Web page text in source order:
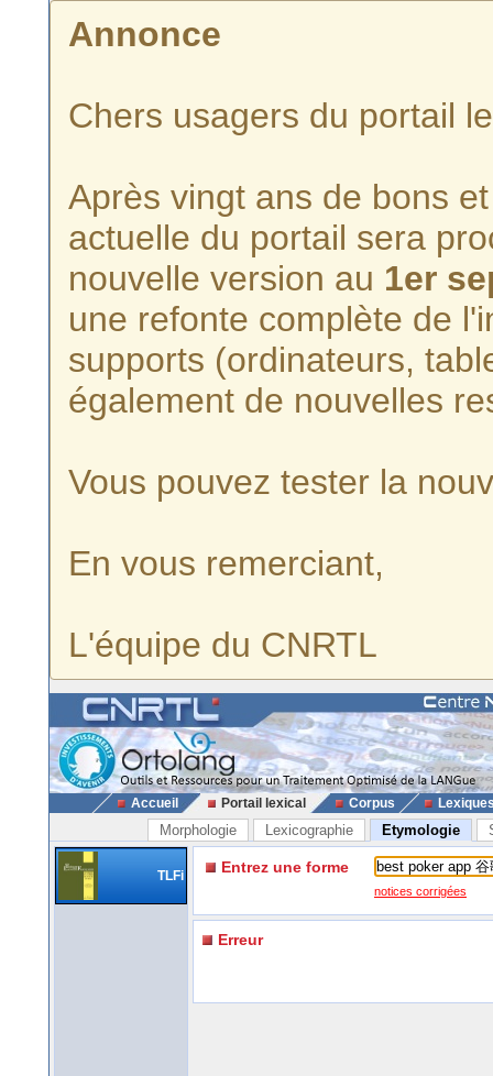
Annonce
Chers usagers du portail
Après vingt ans de bons
actuelle du portail sera
nouvelle version au 1er
une refonte complète de
supports (ordinateurs,
également de nouvelles
Vous pouvez tester la
En vous remerciant,
L'équipe du CNRTL
Accueil Portail lexical Corpus
Morphologie Lexicographie Etymologie
TLFi Entrez une forme
notices corrigées
Erreur